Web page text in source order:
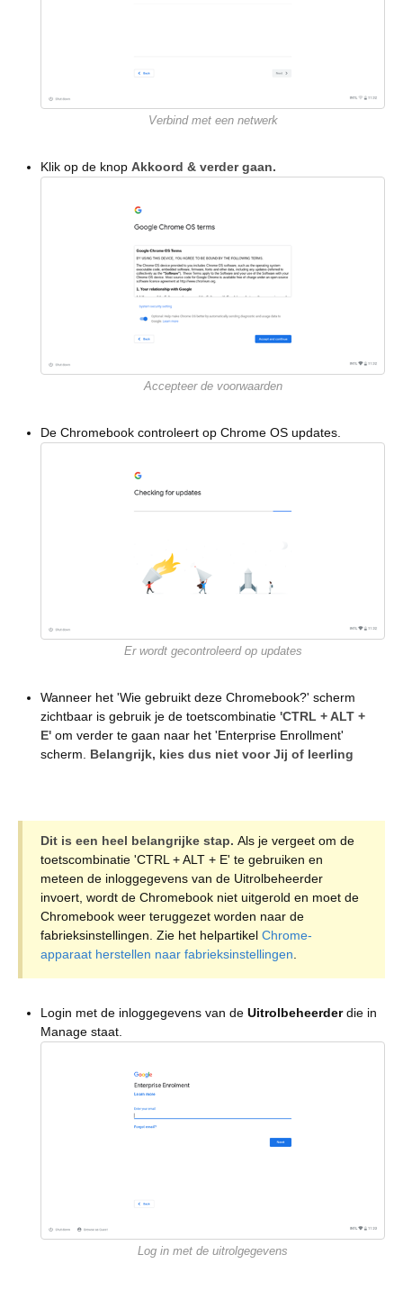
Verbind met een netwerk
Klik op de knop Akkoord & verder gaan.
Accepteer de voorwaarden
De Chromebook controleert op Chrome OS updates.
Er wordt gecontroleerd op updates
Wanneer het 'Wie gebruikt deze Chromebook?' scherm
zichtbaar is gebruik je de toetscombinatie 'CTRL + ALT +
E' om verder te gaan naar het 'Enterprise Enrollment'
scherm. Belangrijk, kies dus niet voor Jij of leerling
Dit is een heel belangrijke stap. Als je vergeet om de
toetscombinatie 'CTRL + ALT + E' te gebruiken en
meteen de inloggegevens van de Uitrolbeheerder
invoert, wordt de Chromebook niet uitgerold en moet de
Chromebook weer teruggezet worden naar de
fabrieksinstellingen. Zie het helpartikel Chrome-
apparaat herstellen naar fabrieksinstellingen
Login met de inloggegevens van de Uitrolbeheerderdie in
Manage staat.
Log in met de uitrolgegevens